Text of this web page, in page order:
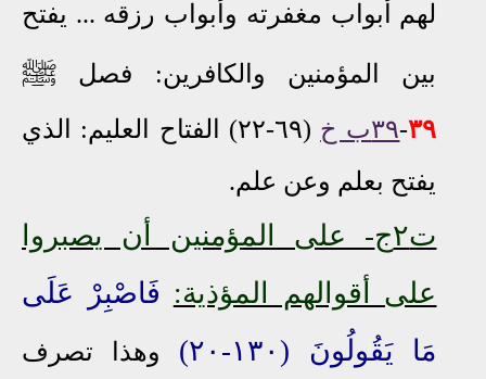
لهم أبواب مغفرته وأبواب رزقه ... يفتح
بين المؤمنين والكافرين: فصل ﷺ
٣٩-٣٩ب خ (٦٩-٢٢) الفتاح
العليم: الذي
يفتح بعلم وعن علم.
ت٢ج
- على المؤمنين أن يصبروا
على أقوالهم المؤذية: فَاصْبِرْ عَلَى
مَا يَقُولُونَ (١٣٠ - ٢٠)
وهذا تصرف